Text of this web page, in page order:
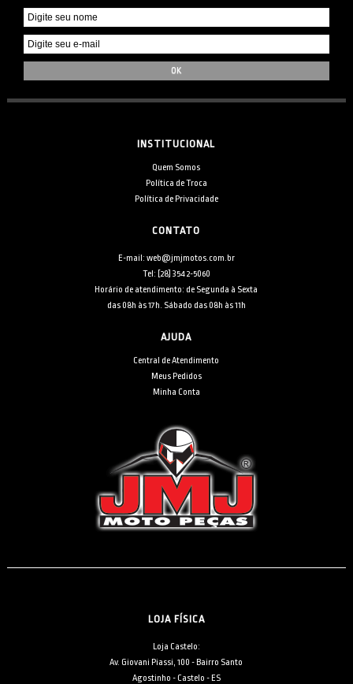
INSTITUCIONAL
Quem Somos
Política de Troca
Política de Privacidade
CONTATO
E-mail: web@jmjmotos.com.br
Tel: [28] 3542-5060
Horário de atendimento: de Segunda à Sexta
das 08h às 17h. Sábado das 08h às 11h
AJUDA
Central de Atendimento
Meus Pedidos
Minha Conta
LOJA FÍSICA
Loja Castelo:
Av. Giovani Piassi, 100 - Bairro Santo
Agostinho - Castelo - ES